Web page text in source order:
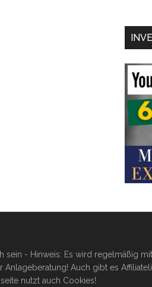
- Hinweis: Es wird regelmäßig
Auch gibt es
nutzt auch Cookies!